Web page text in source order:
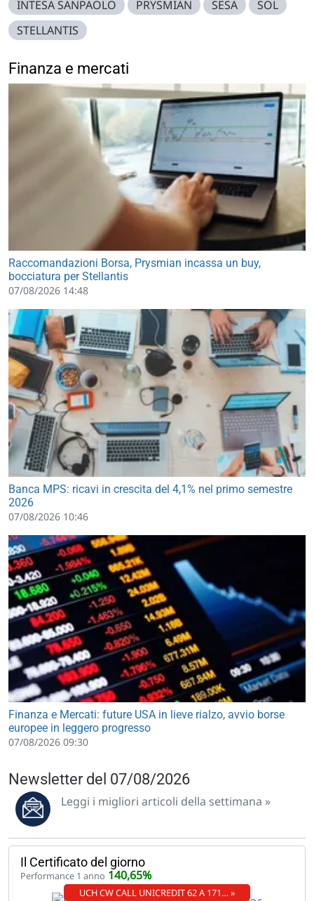
INTESA SANPAOLO
PRYSMIAN SESA
SOL
STELLANTIS
Finanza e mercati
Raccomandazioni Borsa, Prysmian incassa un buy,
bocciatura per Stellantis
07/08/2026 14:48
Banca MPS: ricavi in crescita del 4,1% nel primo semestre
2026
07/08/2026 10:46
Finanza e Mercati: future USA in lieve rialzo, avvio borse
europee in leggero progresso
07/08/2026 09:30
Newsletter del 07/08/2026
Leggi i migliori articoli della settimana »
Il Certificato del giorno
Performance 1 anno 140,65%
UCH CW CALL UNICREDIT 62 A 171… »